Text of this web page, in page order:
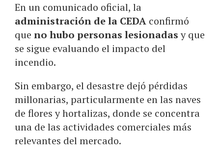
En un comunicado oficial, la
administración de la CEDA confirmó
que no hubo personas lesionadasy que
se sigue evaluando el impacto del
incendio.
Sin embargo, el desastre dejó pérdidas
millonarias, particularmente en las naves
de flores y hortalizas, donde se concentra
una de las actividades comerciales más
relevantes del mercado.